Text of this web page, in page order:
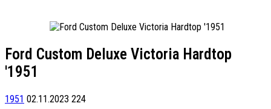
Ford Custom Deluxe Victoria Hardtop
'1951
1951 02.11.2023 224